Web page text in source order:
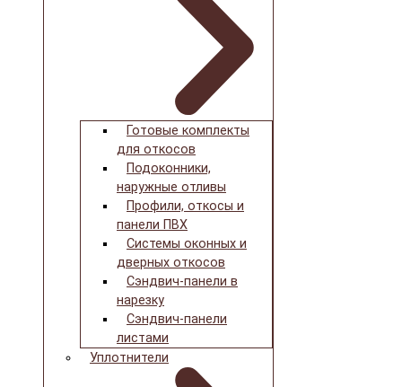
Готовые комплекты
для откосов
Подоконники,
наружные отливы
Профили, откосы и
панели ПВХ
Системы оконных и
дверных откосов
Сэндвич-панели в
нарезку
Сэндвич-панели
листами
Уплотнители